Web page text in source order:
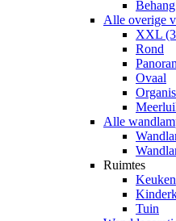
Behang
Alle overige
XXL
Rond
Ovaal
Alle
Ruimtes
Keuken
Tuin